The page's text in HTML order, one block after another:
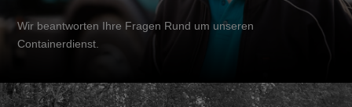
Wir beantworten Ihre Fragen Rund um unseren
Containerdienst.